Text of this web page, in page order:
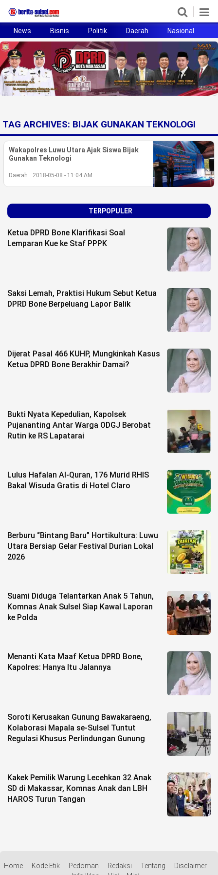
Home
News
Politik
Bisnis
Otomotif
Hukum
Life Style
Profil
More
2026
berita-
sulsel.com
News Bisnis Politik Daerah Nasional
TAG ARCHIVES: BIJAK GUNAKAN TEKNOLOGI
Wakapolres Luwu Utara Ajak Siswa Bijak
Gunakan Teknologi
Daerah 2018-05-08 - 11:04 AM
TERPOPULER
Ketua DPRD Bone Klarifikasi Soal
Lemparan Kue ke Staf PPPK
Saksi Lemah, Praktisi Hukum Sebut Ketua
DPRD Bone Berpeluang Lapor Balik
Dijerat Pasal 466 KUHP, Mungkinkah Kasus
Ketua DPRD Bone Berakhir Damai?
Bukti Nyata Kepedulian, Kapolsek
Pujananting Antar Warga ODGJ Berobat
Rutin ke RS Lapatarai
Lulus Hafalan Al-Quran, 176 Murid RHIS
Bakal Wisuda Gratis di Hotel Claro
Berburu “Bintang Baru” Hortikultura: Luwu
Utara Bersiap Gelar Festival Durian Lokal
2026
Suami Diduga Telantarkan Anak 5 Tahun,
Komnas Anak Sulsel Siap Kawal Laporan
ke Polda
Menanti Kata Maaf Ketua DPRD Bone,
Kapolres: Hanya Itu Jalannya
Soroti Kerusakan Gunung Bawakaraeng,
Kolaborasi Mapala se-Sulsel Tuntut
Regulasi Khusus Perlindungan Gunung
Kakek Pemilik Warung Lecehkan 32 Anak
SD di Makassar, Komnas Anak dan LBH
HAROS Turun Tangan
Home Kode Etik Pedoman Redaksi Tentang
Disclaimer